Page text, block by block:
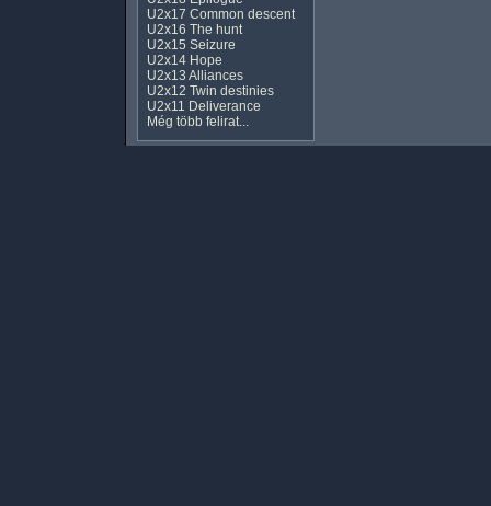
U2x17 Common descent
U2x16 The hunt
U2x15 Seizure
U2x14 Hope
U2x13 Alliances
U2x12 Twin destinies
U2x11 Deliverance
Még több felirat...